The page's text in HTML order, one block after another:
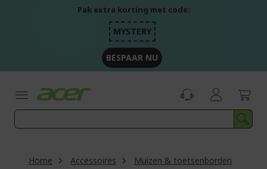
Pak extra korting met code:
MYSTERY
BESPAAR NU
Home Accessoires Muizen & toetsenborden